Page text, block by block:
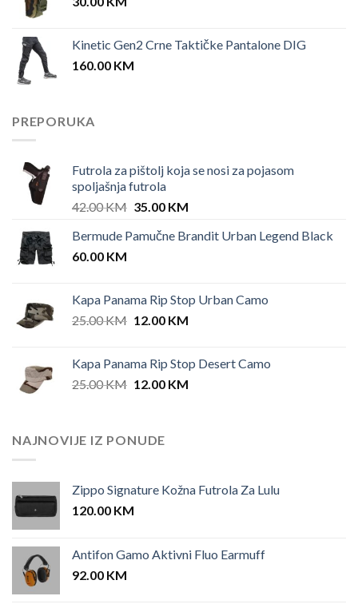
Kinetic Gen2 Crne Taktičke Pantalone DIG
160.00 KM
PREPORUKA
Futrola za pištolj koja se nosi za pojasom
spoljašnja futrola
42.00KM Original
was:
35.00 KMCurrent
is:
Bermude Pamučne Brandit Urban Legend Black
60.00 KM
Kapa Panama Rip Stop Urban Camo
25.00KM Original
25.00 KM.
12.00 KMCurrent
12.00 KM.
Kapa Panama Rip Stop Desert Camo
25.00KM Original
25.00 KM.
12.00 KMCurrent
NAJNOVIJE IZ PONUDE
Zippo Signature Kožna Futrola Za Lulu
120.00 KM
Antifon Gamo Aktivni Fluo Earmuff
92.00 KM